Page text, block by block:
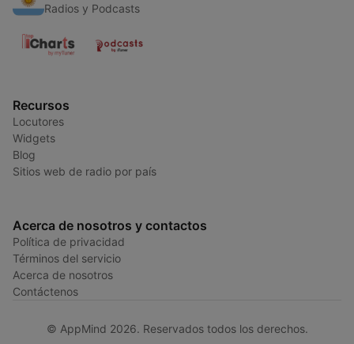
Radios y Podcasts
Recursos
Locutores
Widgets
Blog
Sitios web de radio por país
Acerca de nosotros y contactos
Política de privacidad
Términos del servicio
Acerca de nosotros
Contáctenos
© AppMind 2026. Reservados todos los derechos.